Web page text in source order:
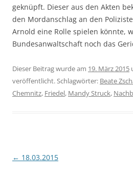
geknüpft. Dieser aus den Akten
den Mordanschlag an den
Arnold eine Rolle spielen könnte,
Bundesanwaltschaft noch das
Dieser Beitrag wurde am 19. März 2015
veröffentlicht. Schlagwörter: Beate
Chemnitz, Friedel, Mandy Struck,
Beitragsnavigation
← 18.03.2015